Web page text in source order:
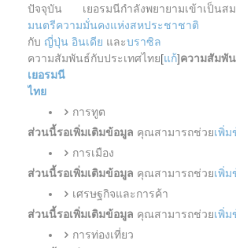
ปัจจุบัน เยอรมนีกำลังพยายามเข้าเป็นสม
มนตรีความมั่นคงแห่งสหประชาชาติ เ
กับ ญี่ปุ่น อินเดีย และบราซิล
ความสัมพันธ์กับประเทศไทย[แก้]ความสัมพั
เยอรมนี
ไทย
การทูต
ส่วนนี้รอเพิ่มเติมข้อมูล คุณสามารถช่วยเพิ่
การเมือง
ส่วนนี้รอเพิ่มเติมข้อมูล คุณสามารถช่วยเพิ่
เศรษฐกิจและการค้า
ส่วนนี้รอเพิ่มเติมข้อมูล คุณสามารถช่วยเพิ่
การท่องเที่ยว